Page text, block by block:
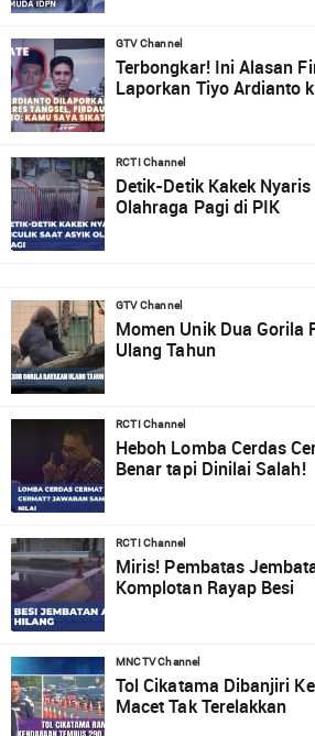
GTV Channel
Terbongkar! Ini Alasan
Laporkan Tiyo Ardianto
RCTI Channel
Detik-Detik Kakek
Olahraga Pagi di PIK
GTV Channel
Momen Unik Dua Gorila
Ulang Tahun
RCTI Channel
Heboh Lomba Cerdas
Benar tapi Dinilai Salah!
RCTI Channel
Miris! Pembatas
Komplotan Rayap Besi
MNCTV Channel
Tol Cikatama Dibanjiri
Macet Tak Terelakkan